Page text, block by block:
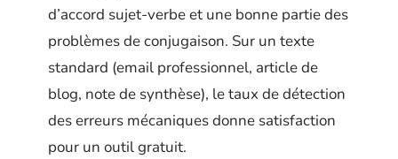
d’accord sujet-verbe et une bonne partie des
problèmes de conjugaison. Sur un texte
standard (email professionnel, article de
blog, note de synthèse), le taux de détection
des erreurs mécaniques donne satisfaction
pour un outil gratuit.